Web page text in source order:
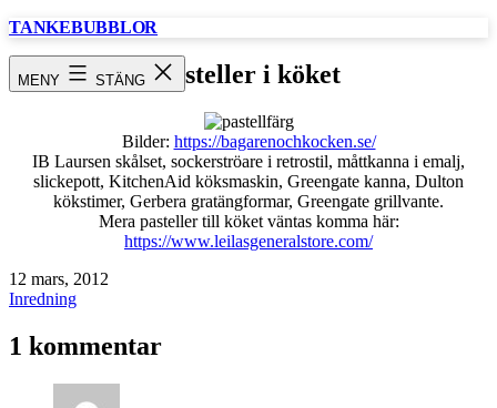
Hoppa
TANKEBUBBLOR
MENY STÄNG pasteller i köket
Bilder: https://bagarenochkocken.se/
IB Laursen skålset, sockerströare i retrostil, måttkanna i emalj,
slickepott, KitchenAid köksmaskin, Greengate kanna, Dulton
kökstimer, Gerbera gratängformar, Greengate grillvante.
Mera pasteller till köket väntas komma här:
https://www.leilasgeneralstore.com/
Publicerat
den
12 mars, 2012
Kategoriserat
Inredning
1 kommentar